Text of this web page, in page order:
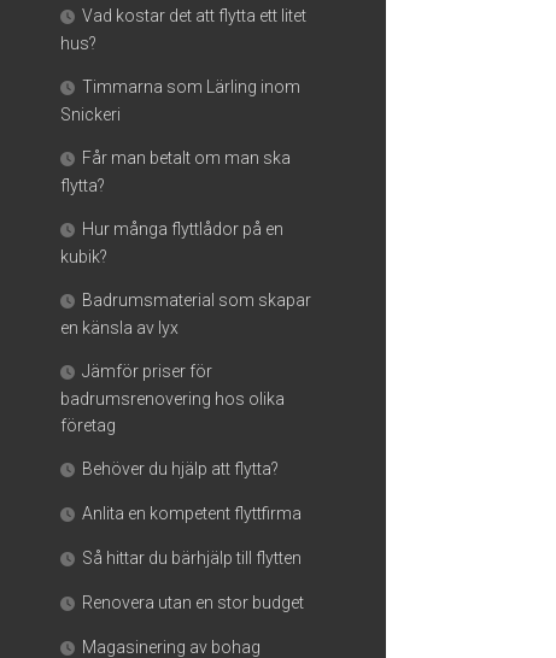
Vad kostar det att flytta ett litet
hus?
Timmarna som Lärling inom
Snickeri
Får man betalt om man ska
flytta?
Hur många flyttlådor på en
kubik?
Badrumsmaterial som skapar
en känsla av lyx
Jämför priser för
badrumsrenovering hos olika
företag
Behöver du hjälp att flytta?
Anlita en kompetent flyttfirma
Så hittar du bärhjälp till flytten
Renovera utan en stor budget
Magasinering av bohag